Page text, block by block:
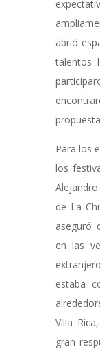
abrió
talentos
Para los
los
de La
aseguró
en las
estaba
Villa
gran